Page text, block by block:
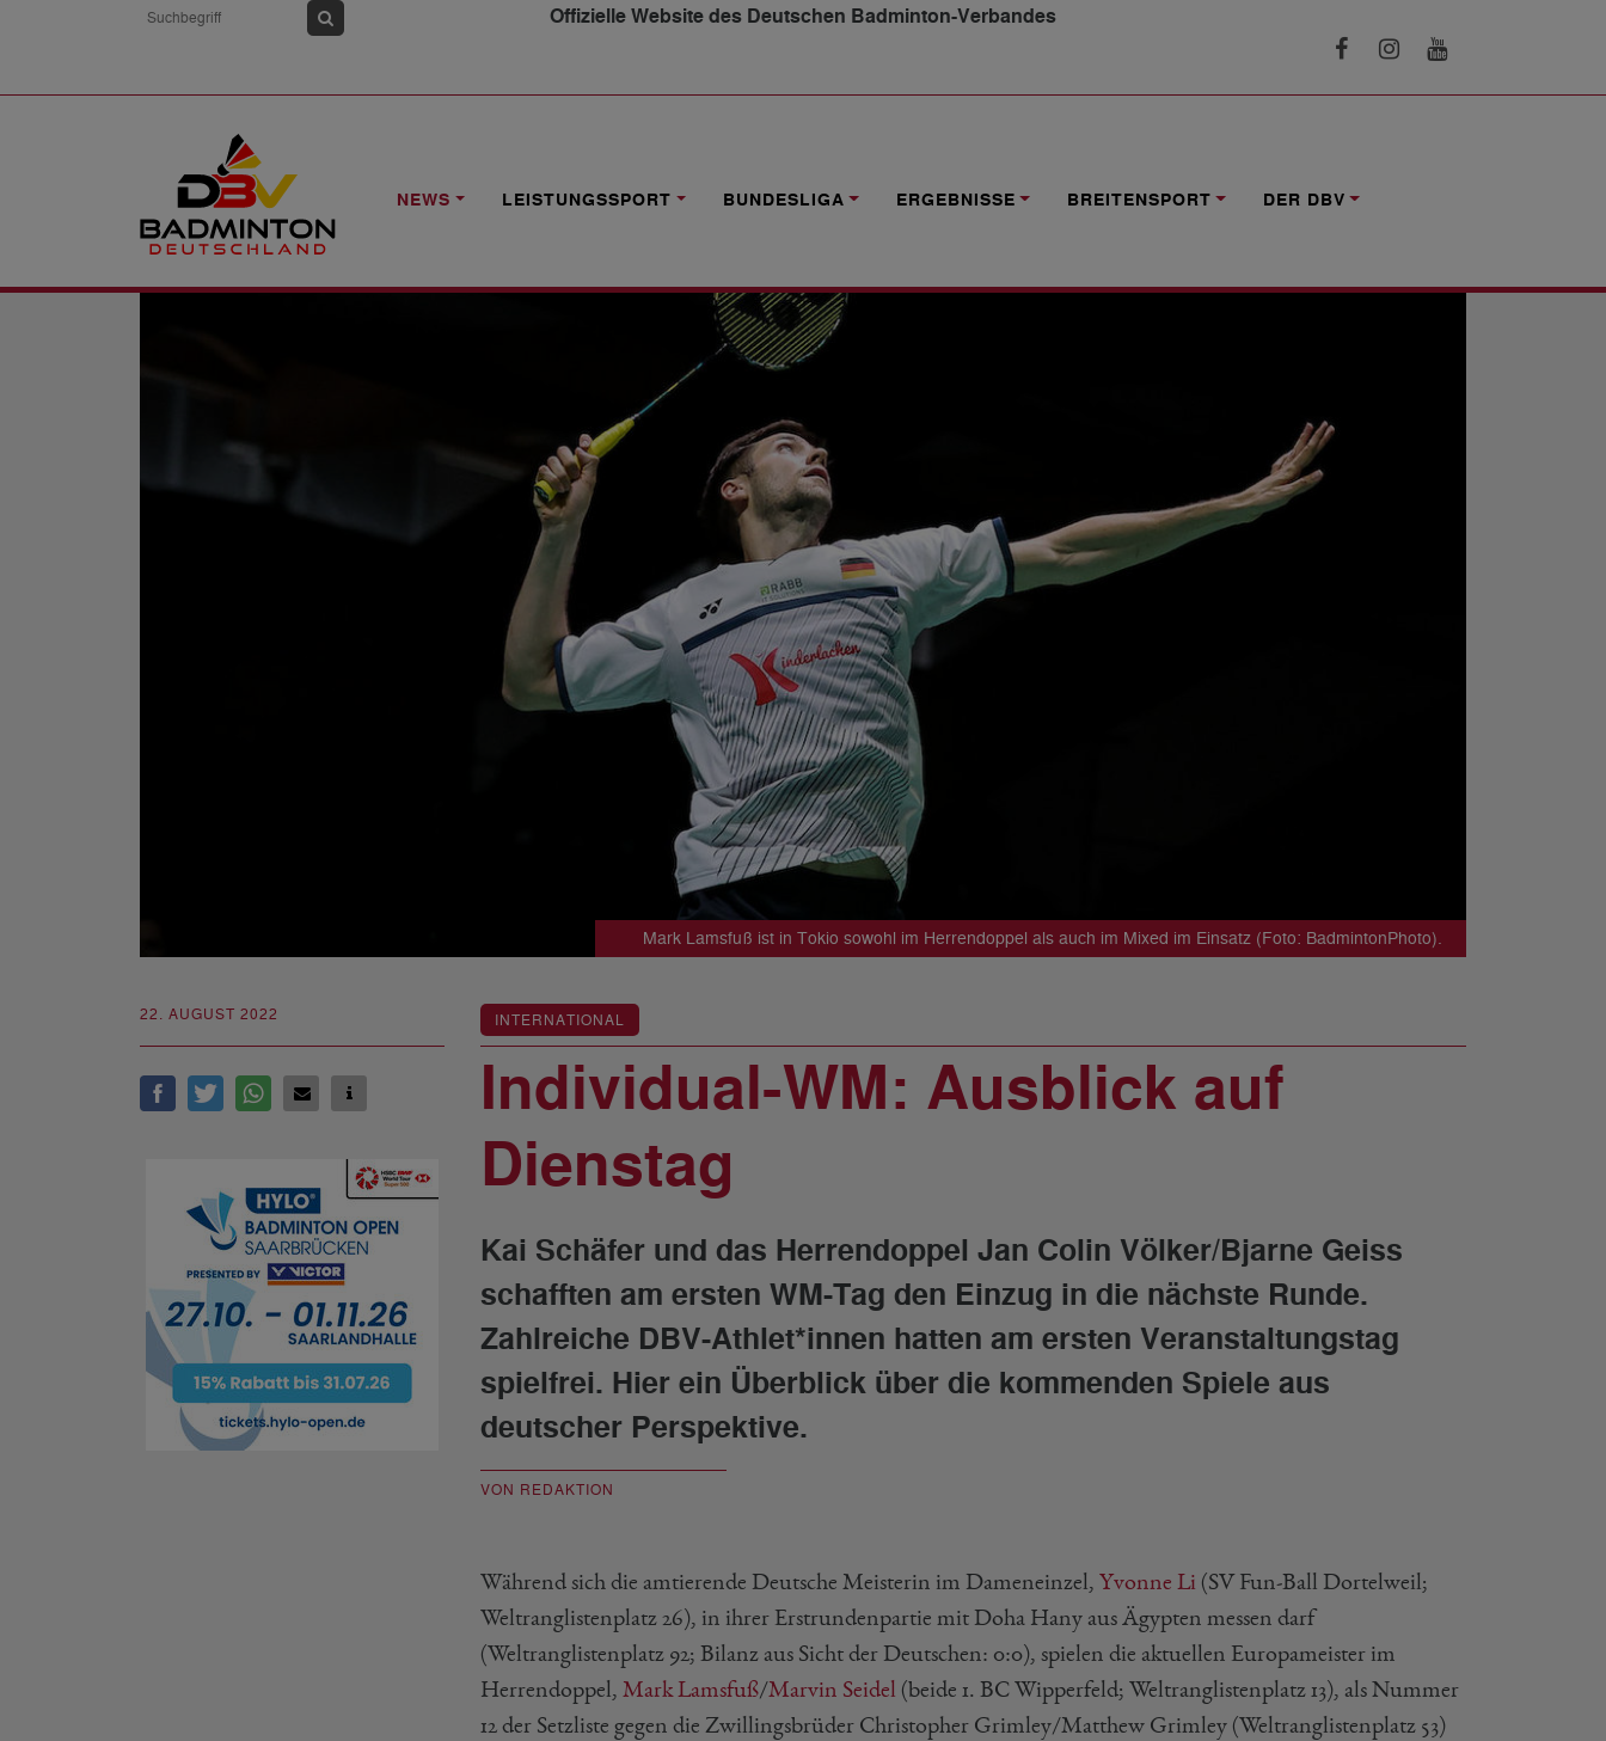
Offizielle Website des Deutschen Badminton-Verbandes
NEWS LEISTUNGSSPORT BUNDESLIGA ERGEBNISSE BREITENSPORT DER DBV
NEWS
Mark Lamsfuß ist in Tokio sowohl im Herrendoppel als auch im Mixed im Einsatz (Foto: BadmintonPhoto).
22. AUGUST 2022 INTERNATIONAL
Individual-WM: Ausblick auf
Dienstag
Kai Schäfer und das Herrendoppel Jan Colin Völker/Bjarne Geiss
schafften am ersten WM-Tag den Einzug in die nächste Runde.
Zahlreiche DBV-Athlet*innen hatten am ersten Veranstaltungstag
spielfrei. Hier ein Überblick über die kommenden Spiele aus
deutscher Perspektive.
VON REDAKTION
Während sich die amtierende Deutsche Meisterin im Dameneinzel, Yvonne Li (SV Fun-Ball Dortelweil;
Weltranglistenplatz 26), in ihrer Erstrundenpartie mit Doha Hany aus Ägypten messen darf
(Weltranglistenplatz 92; Bilanz aus Sicht der Deutschen: 0:0), spielen die aktuellen Europameister im
Herrendoppel, Mark Lamsfuß/Marvin Seidel (beide 1. BC Wipperfeld; Weltranglistenplatz 13), als Nummer
12 der Setzliste gegen die Zwillingsbrüder Christopher Grimley/Matthew Grimley (Weltranglistenplatz 53)